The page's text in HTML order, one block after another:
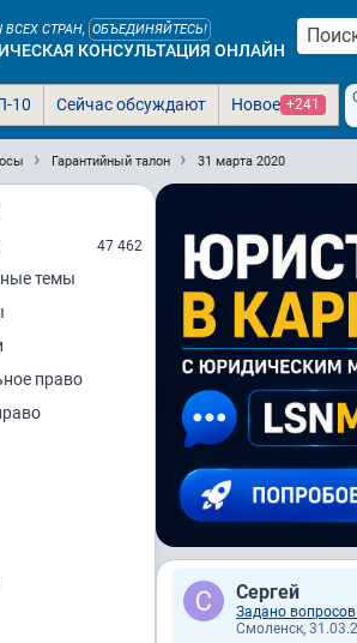
СТРАН, ОБЪЕДИНЯЙТЕСЬ!
КОНСУЛЬТАЦИЯ ОНЛАЙН
10 Сейчас обсуждают Новое +241
Гарантийный талон 31 марта 2020
47 462
темы
право
Сергей
Задано вопросов
Смоленск,